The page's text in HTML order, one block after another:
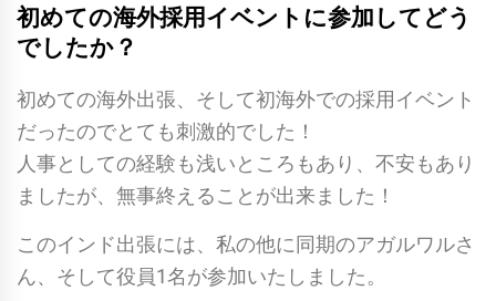
初めての海外採用イベントに参加してどう
でしたか？
初めての海外出張、そして初海外での採用イベント
だったのでとても刺激的でした！
人事としての経験も浅いところもあり、不安もあり
ましたが、無事終えることが出来ました！
このインド出張には、私の他に同期のアガルワルさ
ん、そして役員1名が参加いたしました。